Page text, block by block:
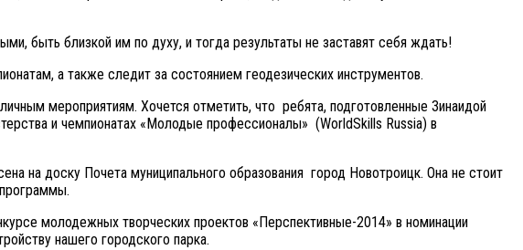
быть близкой им по духу, и тогда результаты не заставят себя ждать!
а также следит за состоянием геодезических инструментов.
мероприятиям. Хочется отметить, что ребята, подготовленные Зинаидой
и чемпионатах «Молодые профессионалы» (WorldSkills Russia) в
на доску Почета муниципального образования город Новотроицк. Она не стоит
молодежных творческих проектов «Перспективные-2014» в номинации
нашего городского парка.